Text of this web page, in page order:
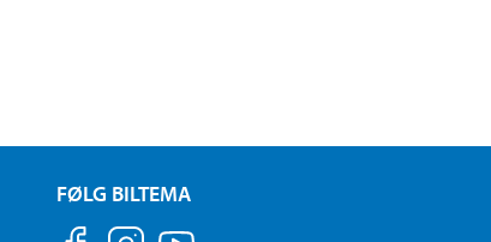
FØLG BILTEMA